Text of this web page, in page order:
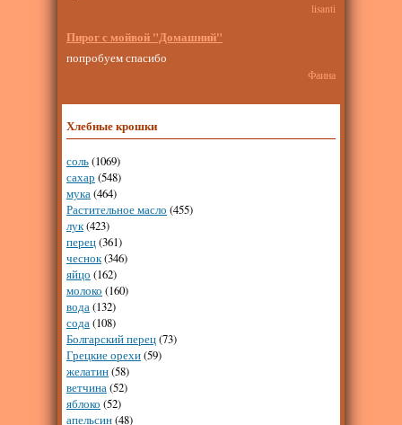
lisanti
Пирог с мойвой "Домашний"
попробуем спасибо
Фаина
Хлебные крошки
соль(1069)
сахар (548)
мука(464)
Растительное масло (455)
лук(423)
перец(361)
чеснок(346)
яйцо (162)
молоко (160)
вода(132)
сода(108)
Болгарский перец(73)
Грецкие орехи(59)
желатин(58)
ветчина(52)
яблоко (52)
апельсин(48)